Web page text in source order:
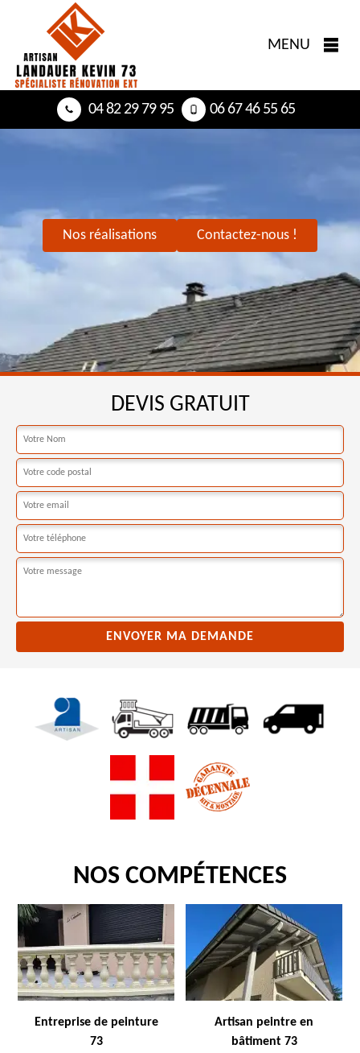
MENU
04 82 29 79 95 06 67 46 55 65
Nos réalisations Contactez-nous !
DEVIS GRATUIT
NOS COMPÉTENCES
Entreprise de peinture
73
Artisan peintre en
bâtiment 73